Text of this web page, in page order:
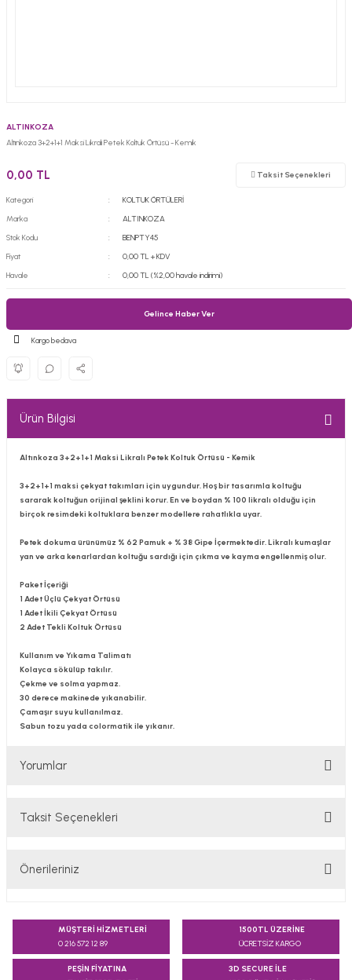
ALTINKOZA
Altınkoza 3+2+1+1 Maksi Likralı Petek Koltuk Örtüsü - Kemik
0,00 TL Taksit Seçenekleri
Kategori
KOLTUK ÖRTÜLERİ
Marka
ALTINKOZA
Stok Kodu
BENPTY45
Fiyat
0,00 TL + KDV
Havale
0,00 TL (%2,00 havale indirimi)
Gelince Haber Ver
Kargo bedava
Ürün Bilgisi
Altınkoza 3+2+1+1 Maksi Likralı Petek Koltuk Örtüsü - Kemik
3+2+1+1 maksi çekyat takımları için uygundur. Hoş bir tasarımla koltuğu
sararak koltuğun orijinal şeklini korur. En ve boydan % 100 likralı olduğu için
birçok resimdeki koltuklara benzer modellere rahatlıkla uyar.
Petek dokuma ürünümüz % 62 Pamuk + % 38 Gipe İçermektedir. Likralı kumaşlar
yan ve arka kenarlardan koltuğu sardığı için çıkma ve kayma engellenmiş olur.
Paket İçeriği
1 Adet Üçlü Çekyat Örtüsü
1 Adet İkili Çekyat Örtüsü
2 Adet Tekli Koltuk Örtüsü
Kullanım ve Yıkama Talimatı
Kolayca sökülüp takılır.
Çekme ve solma yapmaz.
30 derece makinede yıkanabilir.
Çamaşır suyu kullanılmaz.
Sabun tozu yada colormatik ile yıkanır.
Yorumlar
Taksit Seçenekleri
Önerileriniz
konularda yetersiz gördüğünüz noktaları öneri formunu
kullanarak tarafımıza iletebilirsiniz.
MÜŞTERİ HİZMETLERİ
0 216 572 12 89
1500TL ÜZERİNE
ÜCRETSİZ KARGO
PEŞİN FİYATINA
3D SECURE İLE